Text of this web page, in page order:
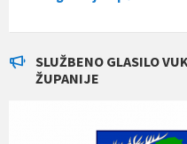
SLUŽBENO GLASILO
ŽUPANIJE